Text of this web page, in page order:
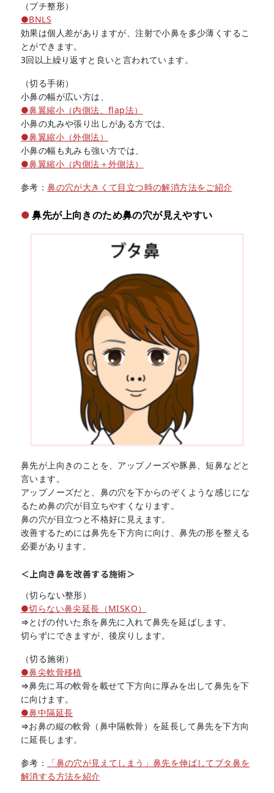
（プチ整形）
●BNLS
効果は個人差がありますが、注射で小鼻を多少薄くするこ
とができます。
3回以上繰り返すと良いと言われています。
（切る手術）
小鼻の幅が広い方は、
●鼻翼縮小（内側法、flap法）
小鼻の丸みや張り出しがある方では、
●鼻翼縮小（外側法）
小鼻の幅も丸みも強い方では、
●鼻翼縮小（内側法＋外側法）
参考：鼻の穴が大きくて目立つ時の解消方法をご紹介
鼻先が上向きのため鼻の穴が見えやすい
鼻先が上向きのことを、アップノーズや豚鼻、短鼻などと
言います。
アップノーズだと、鼻の穴を下からのぞくような感じにな
るため鼻の穴が目立ちやすくなります。
鼻の穴が目立つと不格好に見えます。
改善するためには鼻先を下方向に向け、鼻先の形を整える
必要があります。
＜上向き鼻を改善する施術＞
（切らない整形）
●切らない鼻尖延長（MISKO）
⇒とげの付いた糸を鼻先に入れて鼻先を延ばします。
切らずにできますが、後戻りします。
（切る施術）
●鼻尖軟骨移植
⇒鼻先に耳の軟骨を載せて下方向に厚みを出して鼻先を下
に向けます。
●鼻中隔延長
⇒お鼻の縦の軟骨（鼻中隔軟骨）を延長して鼻先を下方向
に延長します。
参考：
「鼻の穴が見えてしまう」鼻先を伸ばしてブタ鼻を
解消する方法を紹介